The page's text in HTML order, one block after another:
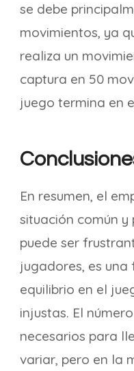
se debe
movimientos, ya
realiza un
captura en 50
juego termina en
En resumen, el
situación común y
puede ser
jugadores, es
equilibrio en el
injustas. El
necesarios para
variar, pero en la